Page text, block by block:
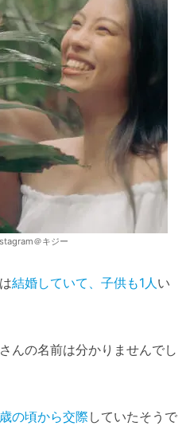
＠キジー
結婚していて、子供も1人い
んの名前は分かりませんでし
の頃から交際していたそうで